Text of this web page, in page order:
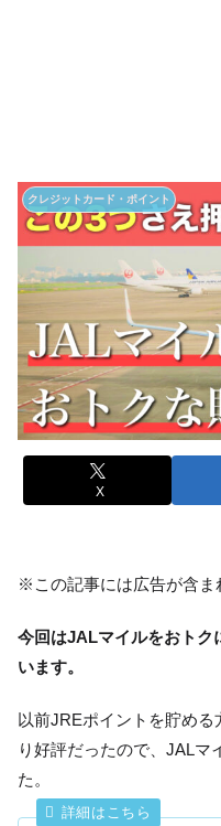
クレジットカード・ポイント
X
※この記事には広告が含ま
今回はJALマイルをおトク
います。
以前JREポイントを貯め
り好評だったので、JALマ
た。